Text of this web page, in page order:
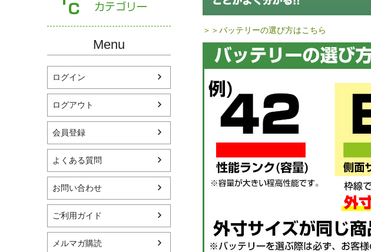
Menu
ログイン
ログアウト
会員登録
よくある質問
お問い合わせ
ご利用ガイド
メルマガ購読
＞＞バッテリーの選び方はこちら